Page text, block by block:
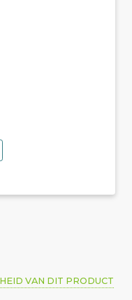
VAN DIT PRODUCT